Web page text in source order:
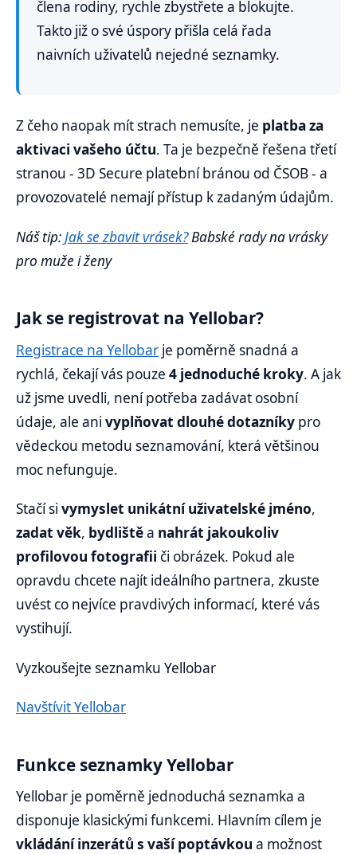
člena rodiny, rychle zbystřete a blokujte.
Takto již o své úspory přišla celá řada
naivních uživatelů nejedné seznamky.
Z čeho naopak mít strach nemusíte, je platba za
aktivaci vašeho účtu. Ta je bezpečně řešena třetí
stranou - 3D Secure platební bránou od ČSOB - a
provozovatelé nemají přístup k zadaným údajům.
Náš tip:Jak se zbavit vrásek?Babské rady na vrásky
pro muže i ženy
Jak se registrovat na Yellobar?
Registrace na Yellobar je poměrně snadná a
rychlá, čekají vás pouze 4 jednoduché kroky. A jak
už jsme uvedli, není potřeba zadávat osobní
údaje, ale ani vyplňovat dlouhé dotazníky pro
vědeckou metodu seznamování, která většinou
moc nefunguje.
Stačí si vymyslet unikátní uživatelské jméno,
zadat věk, bydlištěa nahrát jakoukoliv
profilovou fotografii či obrázek. Pokud ale
opravdu chcete najít ideálního partnera, zkuste
uvést co nejvíce pravdivých informací, které vás
vystihují.
Vyzkoušejte seznamku Yellobar
Navštívit Yellobar
Funkce seznamky Yellobar
Yellobar je poměrně jednoduchá seznamka a
disponuje klasickými funkcemi. Hlavním cílem je
vkládání inzerátů s vaší poptávkou a možnost